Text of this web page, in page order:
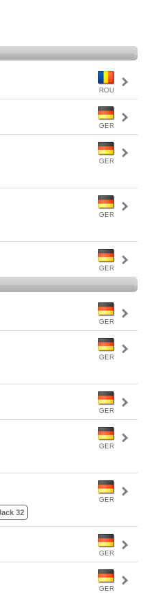
ROU
GER
GER
GER
GER
GER
GER
GER
GER
GER
32
GER
GER